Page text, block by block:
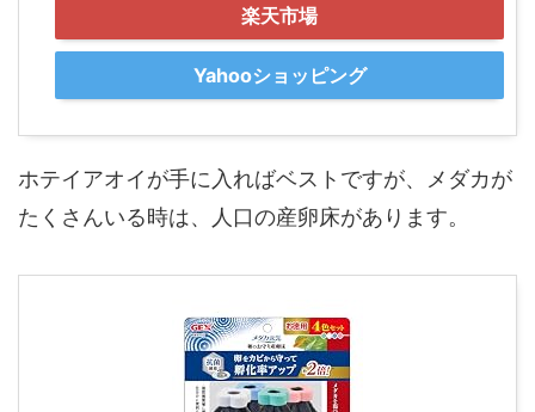
楽天市場
Yahooショッピング
ホテイアオイが手に入ればベストですが、メダカが
たくさんいる時は、人口の産卵床があります。